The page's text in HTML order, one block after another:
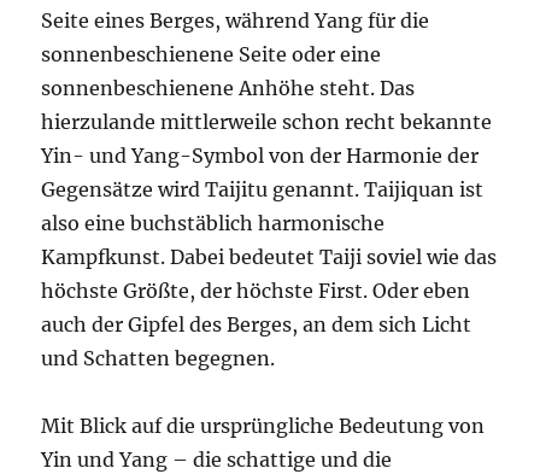
Seite eines Berges, während Yang für die
sonnenbeschienene Seite oder eine
sonnenbeschienene Anhöhe steht. Das
hierzulande mittlerweile schon recht bekannte
Yin- und Yang-Symbol von der Harmonie der
Gegensätze wird Taijitu genannt. Taijiquan ist
also eine buchstäblich harmonische
Kampfkunst. Dabei bedeutet Taiji soviel wie das
höchste Größte, der höchste First. Oder eben
auch der Gipfel des Berges, an dem sich Licht
und Schatten begegnen.
Mit Blick auf die ursprüngliche Bedeutung von
Yin und Yang – die schattige und die